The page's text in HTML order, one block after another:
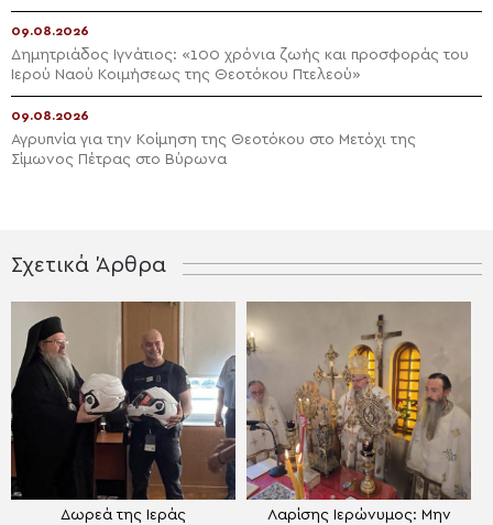
09.08.2026
Δημητριάδος Ιγνάτιος: «100 χρόνια ζωής και προσφοράς του
Ιερού Ναού Κοιμήσεως της Θεοτόκου Πτελεού»
09.08.2026
Αγρυπνία για την Κοίμηση της Θεοτόκου στο Μετόχι της
Σίμωνος Πέτρας στο Βύρωνα
Σχετικά Άρθρα
Δωρεά της Ιεράς
Λαρίσης Ιερώνυμος: Μην